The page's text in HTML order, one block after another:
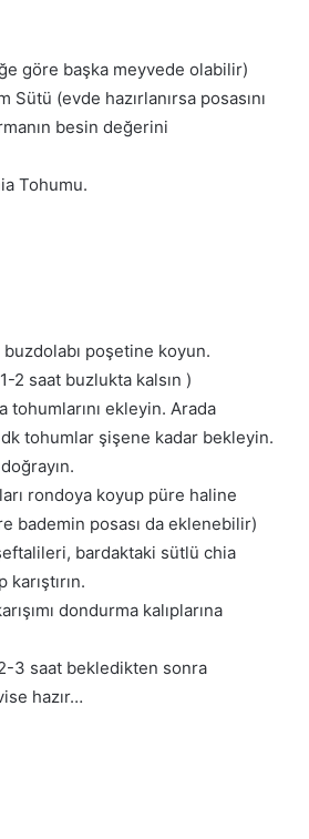
göre başka meyvede olabilir)
Sütü (evde hazırlanırsa posasını
besin değerini
Tohumu.
poşetine koyun.
2 saat buzlukta kalsın )
tohumlarını ekleyin. Arada
dk tohumlar şişene kadar bekleyin.
rondoya koyup püre haline
bademin posası da eklenebilir)
bardaktaki sütlü chia
dondurma kalıplarına
3 saat bekledikten sonra
hazır…